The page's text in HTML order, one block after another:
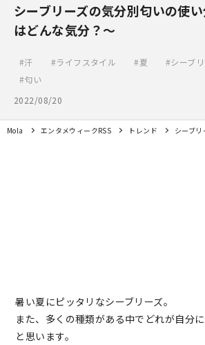
シーブリーズの気分別匂いの使
はどんな気分？～
汗 ライフスタイル 夏 シーブ
匂い
2022/08/20
Mola エンタメウィークRSS トレンド シーブ
暑い夏にピッタリなシーブリーズ。
また、多くの種類がある中でどれが自分
と思います。